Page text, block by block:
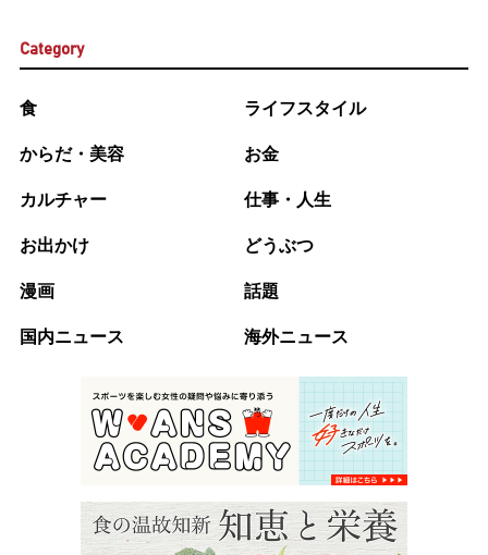
Category
食 ライフスタイル
からだ・美容 お金
カルチャー 仕事・人生
お出かけ どうぶつ
漫画 話題
国内ニュース 海外ニュース